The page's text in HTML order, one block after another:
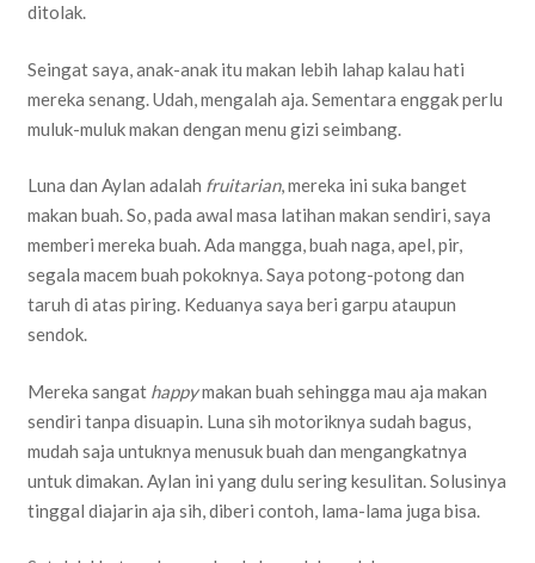
ditolak.
Seingat saya, anak-anak itu makan lebih lahap kalau hati
mereka senang. Udah, mengalah aja. Sementara enggak perlu
muluk-muluk makan dengan menu gizi seimbang.
Luna dan Aylan adalah fruitarian, mereka ini suka banget
makan buah. So, pada awal masa latihan makan sendiri, saya
memberi mereka buah. Ada mangga, buah naga, apel, pir,
segala macem buah pokoknya. Saya potong-potong dan
taruh di atas piring. Keduanya saya beri garpu ataupun
sendok.
Mereka sangat happymakan buah sehingga mau aja makan
sendiri tanpa disuapin. Luna sih motoriknya sudah bagus,
mudah saja untuknya menusuk buah dan mengangkatnya
untuk dimakan. Aylan ini yang dulu sering kesulitan. Solusinya
tinggal diajarin aja sih, diberi contoh, lama-lama juga bisa.